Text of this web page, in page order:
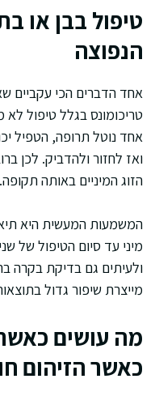
טיפול בבן או
הנפוצה
אחד הדברים הכי עקביים
טריכומונס בגלל טיפול לא
אחד נוטל תרופה, הטפיל
ואז לחזור ולהדביק. לכן
הזוג המיניים באותה תקופה.
המשמעות המעשית היא
מיני עד סיום הטיפול של
ולעיתים גם בדיקת בקרה
מייצרת שיפור גדול
מה עושים
כאשר הזיהום